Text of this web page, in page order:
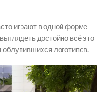
играют в одной форме
достойно всё это
логотипов.